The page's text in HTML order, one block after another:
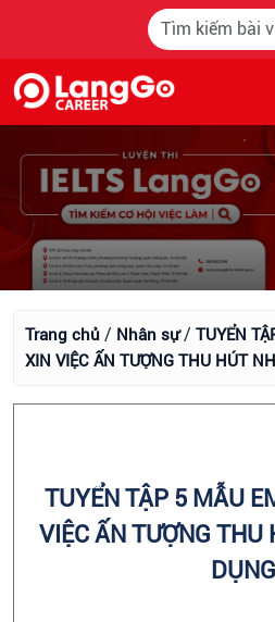
Trang chủ / Nhân sự/ TUYỂN
XIN VIỆC ẤN TƯỢNG THU HÚT
TUYỂN TẬP 5 MẪU
VIỆC ẤN TƯỢNG THU
DỤNG